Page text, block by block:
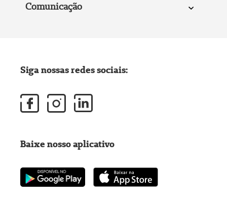
Comunicação
Siga nossas redes sociais:
Baixe nosso aplicativo